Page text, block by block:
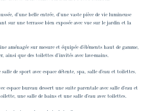
d’une belle entrée, d’une vaste pièce de vie lumineuse
sur une terrasse bien exposée avec vue sur le jardin et la
aménagée sur mesure et équipée d’éléments haut de gamme,
ainsi que des toilettes d’invités avec lave-mains.
de sport avec espace détente, spa, salle d’eau et toilettes.
espace bureau dessert une suite parentale avec salle d’eau et
une salle de bains et une salle d’eau avec toilettes.